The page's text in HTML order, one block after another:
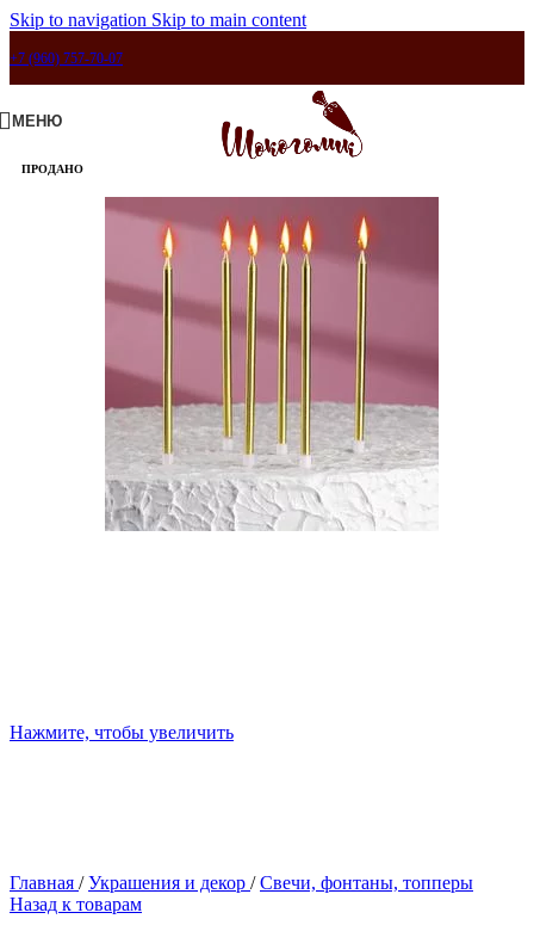
Skip to navigation Skip to main content
+7 (960) 757-70-07
МЕНЮ
ПРОДАНО
Нажмите, чтобы увеличить
Главная / Украшения и декор / Свечи, фонтаны, топперы
Назад к товарам